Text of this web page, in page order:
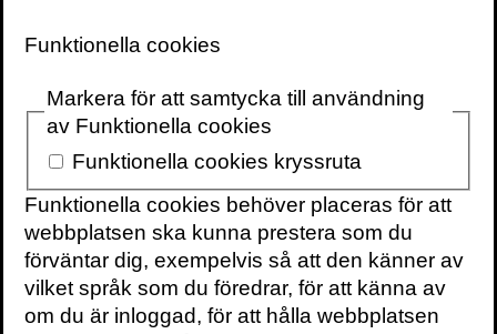
Information om
evenemang
levereras ungefär
en gång i veckan
till din inbox
Funktionella cookies
Markera för att samtycka till användning
av Funktionella cookies
Funktionella cookies kryssruta
Funktionella cookies behöver placeras för att
webbplatsen ska kunna prestera som du
förväntar dig, exempelvis så att den känner av
vilket språk som du föredrar, för att känna av
om du är inloggad, för att hålla webbplatsen